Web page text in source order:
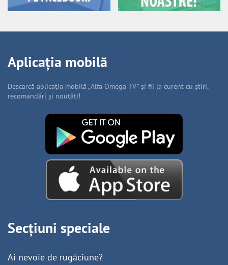
Aplicația mobilă
Descarcă aplicația mobilă „Alfa Omega TV” și fii la curent cu știri,
recomandări și noutăți!
Secțiuni speciale
Ai nevoie de rugăciune?